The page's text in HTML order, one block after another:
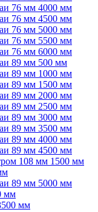
76 мм 4000 мм
76 мм 4500 мм
76 мм 5000 мм
76 мм 5500 мм
76 мм 6000 мм
89 мм 500 мм
89 мм 1000 мм
89 мм 1500 мм
89 мм 2000 мм
89 мм 2500 мм
89 мм 3000 мм
89 мм 3500 мм
89 мм 4000 мм
89 мм 4500 мм
108 мм 1500 мм
89 мм 5000 мм
мм
мм